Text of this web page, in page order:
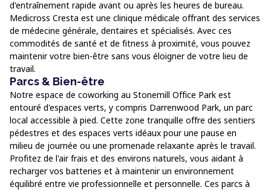
d'entraînement rapide avant ou après les heures de bureau.
Medicross Cresta est une clinique médicale offrant des services
de médecine générale, dentaires et spécialisés. Avec ces
commodités de santé et de fitness à proximité, vous pouvez
maintenir votre bien-être sans vous éloigner de votre lieu de
travail.
Parcs & Bien-être
Notre espace de coworking au Stonemill Office Park est
entouré d'espaces verts, y compris Darrenwood Park, un parc
local accessible à pied. Cette zone tranquille offre des sentiers
pédestres et des espaces verts idéaux pour une pause en
milieu de journée ou une promenade relaxante après le travail.
Profitez de l'air frais et des environs naturels, vous aidant à
recharger vos batteries et à maintenir un environnement
équilibré entre vie professionnelle et personnelle. Ces parcs à